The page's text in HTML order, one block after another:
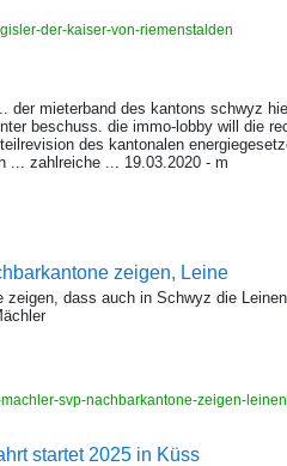
der-kaiser-von-riemenstalden
mieterband des kantons schwyz
beschuss. die immo-lobby will die
des kantonalen
... zahlreiche ... 19.03.2020 - m
zeigen, Leine
zeigen, dass auch in Schwyz die
svp-nachbarkantone-zeigen-
startet 2025 in Küss